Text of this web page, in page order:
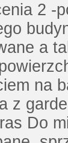
2 -
a
na
z
Do